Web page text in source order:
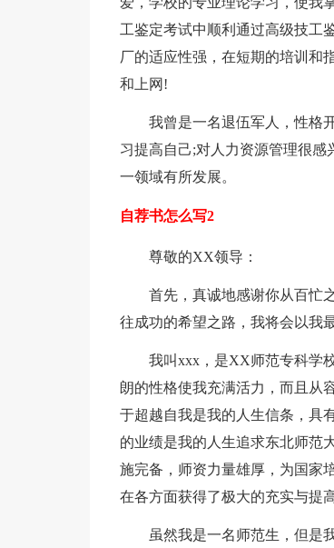
工鉴定考试中顺利通过高级技工
厂的适应性强，在短期的培训和
和上网!
我曾是一名退伍军人，性格
习提高自己;对人力资源管理很
一领域有所发展。
自荐书怎么写2
尊敬的XX领导：
首先，真诚地感谢你从百忙
往成功的希望之路，我将会以我
我叫xxx，是XX师范专科学
朗的性格使我充满活力，而且从
于超越自我是我的人生信条，具
的业绩是我的人生追求东北师范
施完备，师资力量雄厚，为国家
在各方面获得了极大的充实与提高
虽然我是一名师范生，但是